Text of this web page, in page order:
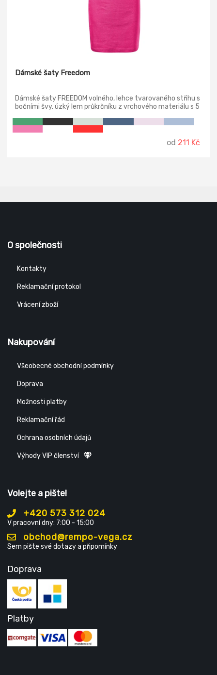
Dámské šaty Freedom
Dámské šaty FREEDOM volného, lehce tvarovaného střihu s
bočními švy, úzký lem průkrčníku z vrchového materiálu s 5
od 211 Kč
O společnosti
Kontakty
Reklamační protokol
Vrácení zboží
Nakupování
Všeobecné obchodní podmínky
Doprava
Možnosti platby
Reklamační řád
Ochrana osobních údajů
Výhody VIP členství
Volejte a pište!
+420 573 312 024
V pracovní dny: 7:00 - 15:00
obchod@rempo-vega.cz
Sem pište své dotazy a připomínky
Doprava
Platby